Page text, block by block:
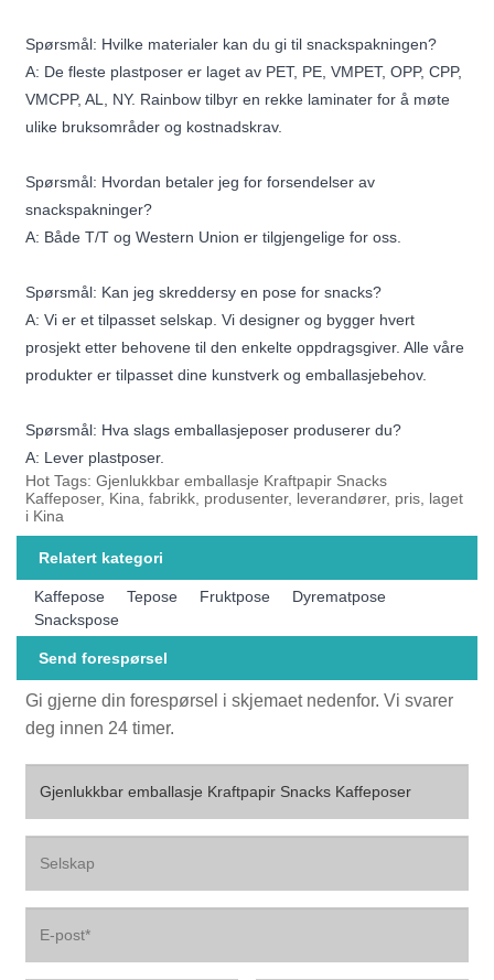
Spørsmål: Hvilke materialer kan du gi til snackspakningen?
A: De fleste plastposer er laget av PET, PE, VMPET, OPP, CPP,
VMCPP, AL, NY. Rainbow tilbyr en rekke laminater for å møte
ulike bruksområder og kostnadskrav.
Spørsmål: Hvordan betaler jeg for forsendelser av
snackspakninger?
A: Både T/T og Western Union er tilgjengelige for oss.
Spørsmål: Kan jeg skreddersy en pose for snacks?
A: Vi er et tilpasset selskap. Vi designer og bygger hvert
prosjekt etter behovene til den enkelte oppdragsgiver. Alle våre
produkter er tilpasset dine kunstverk og emballasjebehov.
Spørsmål: Hva slags emballasjeposer produserer du?
A: Lever plastposer.
Hot Tags: Gjenlukkbar emballasje Kraftpapir Snacks
Kaffeposer, Kina, fabrikk, produsenter, leverandører, pris, laget
i Kina
Relatert kategori
Kaffepose Tepose Fruktpose
Dyrematpose
Snackspose
Send forespørsel
Gi gjerne din forespørsel i skjemaet nedenfor. Vi svarer
deg innen 24 timer.